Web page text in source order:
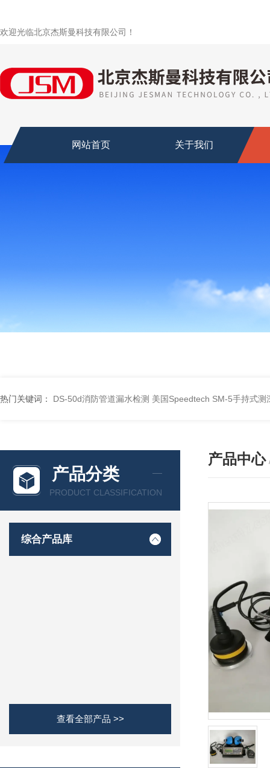
欢迎光临北京杰斯曼科技有限公司！
网站首页 关于我们
热门关键词： DS-50d消防管道漏水检测 美国Speedtech SM-5手持式测
产品分类
PRODUCT CLASSIFICATION
综合产品库
查看全部产品 >>
产品中心